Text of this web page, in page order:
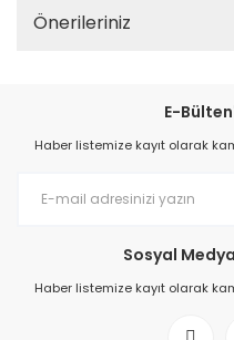
Önerileriniz
E-
Haber listemize kayıt olarak
Sosyal
Haber listemize kayıt olarak